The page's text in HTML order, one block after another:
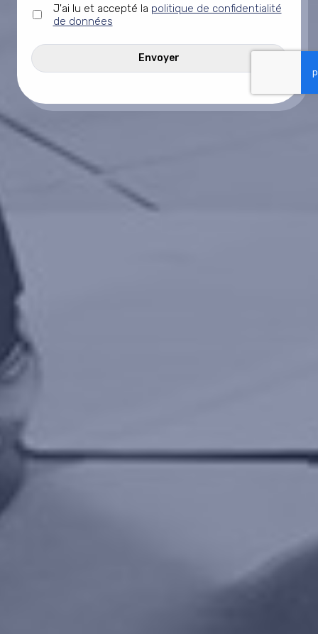
Sans
titre
J'ai lu et accepté la politique de confidentialité
de données
CAPTCHA